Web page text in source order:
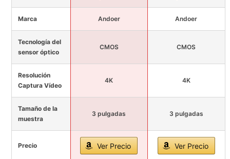
Marca Andoer Andoer
Tecnología del
sensor óptico
CMOS CMOS
Resolución
Captura Vídeo
4K 4K
Tamaño de la
muestra
3 pulgadas 3 pulgadas
Precio Ver Precio Ver Precio